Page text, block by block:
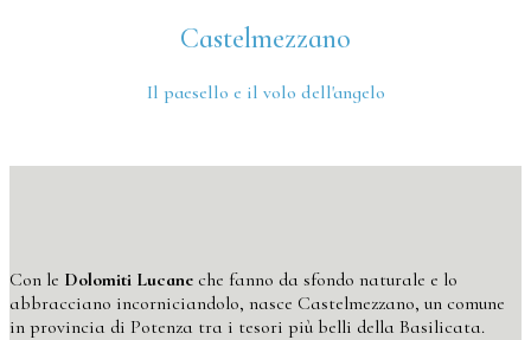
Castelmezzano
Il paesello e il volo dell'angelo
Con le Dolomiti Lucane che fanno da sfondo naturale e lo
abbracciano incorniciandolo, nasce Castelmezzano, un comune
in provincia di Potenza tra i tesori più belli della Basilicata.